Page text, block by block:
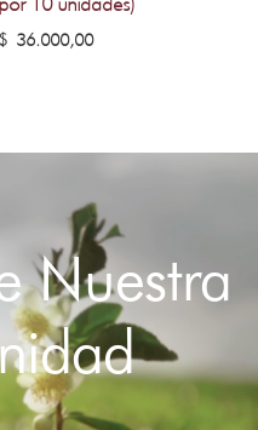
$36.000,00
Nuestra